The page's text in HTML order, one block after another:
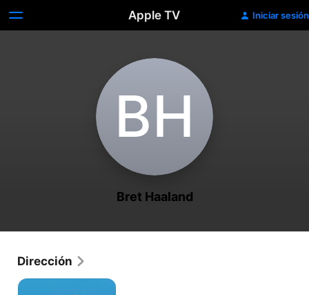
Apple TV Iniciar sesión
B‌H
Bret Haaland
Dirección
Los